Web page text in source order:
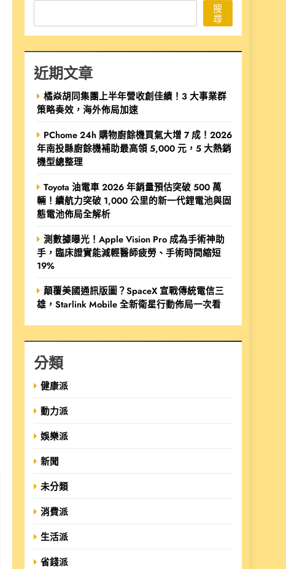
搜
尋
近期文章
橘焱胡同集團上半年營收創佳績！3 大事業群
策略奏效，海外佈局加速
PChome 24h 購物廚餘機買氣大增 7 成！2026
年南投縣廚餘機補助最高領 5,000 元，5 大熱銷
機型總整理
Toyota 油電車 2026 年銷量預估突破 500 萬
輛！續航力突破 1,000 公里的新一代鋰電池與固
態電池佈局全解析
測數據曝光！Apple Vision Pro 成為手術神助
手，臨床證實能減輕醫師疲勞、手術時間縮短
19%
顛覆美國通訊版圖？SpaceX 宣戰傳統電信三
雄，Starlink Mobile 全新衛星行動佈局一次看
分類
健康派
動力派
娛樂派
新聞
未分類
消費派
生活派
省錢派